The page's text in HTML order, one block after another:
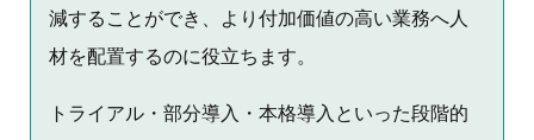
減することができ、より付加価値の高い業務へ人
材を配置するのに役立ちます。
トライアル・部分導入・本格導入といった段階的